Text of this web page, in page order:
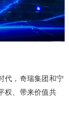
代，奇瑞集团和宁
权、带来价值共